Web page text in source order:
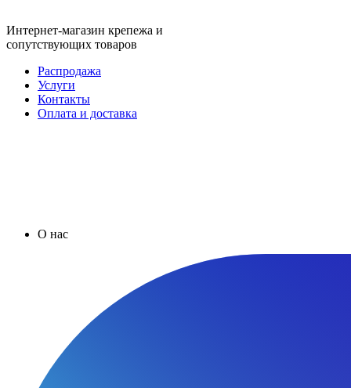
Интернет-магазин крепежа и
сопутствующих товаров
Распродажа
Услуги
Контакты
Оплата и доставка
О нас